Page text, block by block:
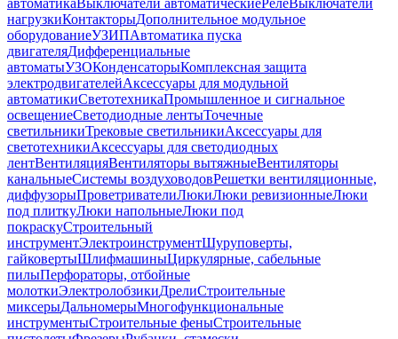
автоматикаВыключатели автоматическиеРелеВыключатели
нагрузкиКонтакторыДополнительное модульное
оборудованиеУЗИПАвтоматика пуска
двигателяДифференциальные
автоматыУЗОКонденсаторыКомплексная защита
электродвигателейАксессуары для модульной
автоматикиСветотехникаПромышленное и сигнальное
освещениеСветодиодные лентыТочечные
светильникиТрековые светильникиАксессуары для
светотехникиАксессуары для светодиодных
лентВентиляцияВентиляторы вытяжныеВентиляторы
канальныеСистемы воздуховодовРешетки вентиляционные,
диффузорыПроветривателиЛюкиЛюки ревизионныеЛюки
под плиткуЛюки напольныеЛюки под
покраскуСтроительный
инструментЭлектроинструментШуруповерты,
гайковертыШлифмашиныЦиркулярные, сабельные
пилыПерфораторы, отбойные
молоткиЭлектролобзикиДрелиСтроительные
миксерыДальномерыМногофункциональные
инструментыСтроительные феныСтроительные